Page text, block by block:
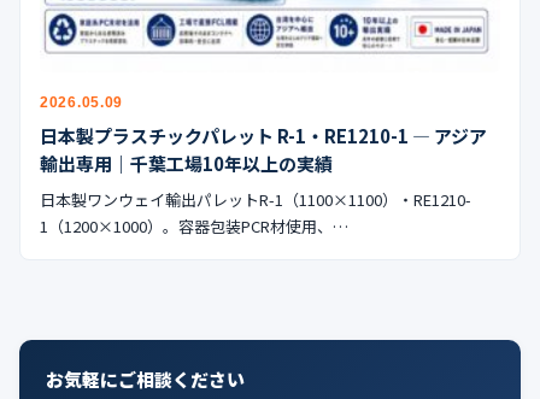
公式ブログ
🇺🇸🇰🇷🇹🇼🇻🇳
2026.05.09
日本製プラスチックパレット R-1・RE1210-1 — アジア
輸出専用｜千葉工場10年以上の実績
日本製ワンウェイ輸出パレットR-1（1100×1100）・RE1210-
1（1200×1000）。容器包装PCR材使用、…
お気軽にご相談ください